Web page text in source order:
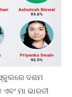
ଦଶମ
ମା ଭାରତୀ